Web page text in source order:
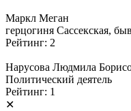
Маркл Меган
герцогиня Сассекская,
Рейтинг: 2
Нарусова Людмила
Политический деятель
Рейтинг: 1
✕